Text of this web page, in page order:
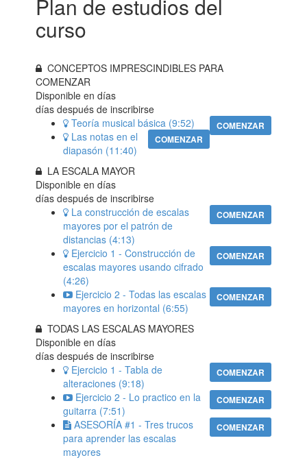
Plan de estudios del
curso
CONCEPTOS IMPRESCINDIBLES PARA
COMENZAR
Disponible endías
días después de inscribirse
COMENZAR
Teoría musical básica (9:52)
COMENZAR
Las notas en el
diapasón (11:40)
LA ESCALA MAYOR
Disponible endías
días después de inscribirse
COMENZAR
La construcción de escalas
mayores por el patrón de
distancias (4:13)
COMENZAR
Ejercicio 1 - Construcción de
escalas mayores usando cifrado
(4:26)
COMENZAR
Ejercicio 2 - Todas las escalas
mayores en horizontal (6:55)
TODAS LAS ESCALAS MAYORES
Disponible endías
días después de inscribirse
COMENZAR
Ejercicio 1 - Tabla de
alteraciones (9:18)
COMENZAR
Ejercicio 2 - Lo practico en la
guitarra (7:51)
COMENZAR
ASESORÍA #1 - Tres trucos
para aprender las escalas
mayores